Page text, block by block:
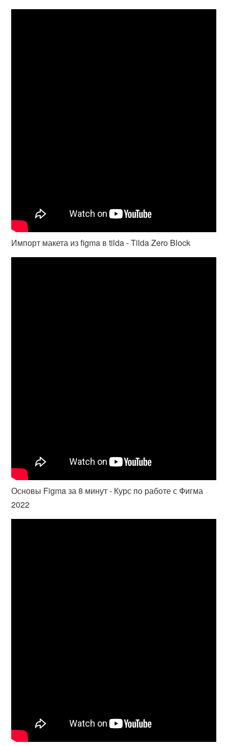
Импорт макета из figma в tilda - Tilda Zero Block
Основы Figma за 8 минут - Курс по работе с Фигма
2022